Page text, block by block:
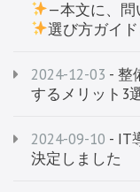
2024-09-10 - IT
決定しました
2024-12-03 - 整
するメリット3
—本文に、問
選び方ガイド